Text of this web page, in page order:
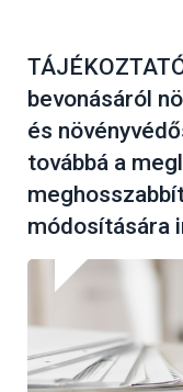
bevonásáról
és
továbbá a
módosítására